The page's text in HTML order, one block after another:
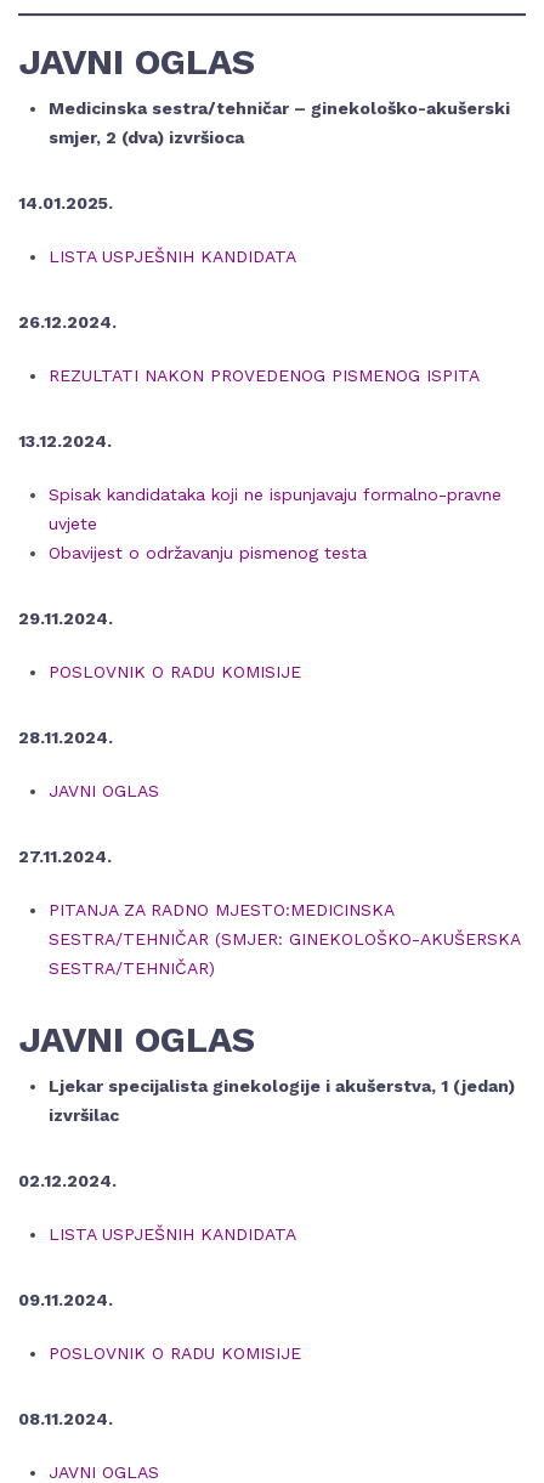
JAVNI OGLAS
Medicinska sestra/tehničar – ginekološko-akušerski
smjer, 2 (dva) izvršioca
14.01.2025.
LISTA USPJEŠNIH KANDIDATA
26.12.2024.
REZULTATI NAKON PROVEDENOG PISMENOG ISPITA
13.12.2024.
Spisak kandidataka koji ne ispunjavaju formalno-pravne
uvjete
Obavijest o održavanju pismenog testa
29.11.2024.
POSLOVNIK O RADU KOMISIJE
28.11.2024.
JAVNI OGLAS
27.11.2024.
PITANJA ZA RADNO MJESTO:MEDICINSKA
SESTRA/TEHNIČAR (SMJER: GINEKOLOŠKO-AKUŠERSKA
SESTRA/TEHNIČAR)
JAVNI OGLAS
Ljekar specijalista ginekologije i akušerstva, 1 (jedan)
izvršilac
02.12.2024.
LISTA USPJEŠNIH KANDIDATA
09.11.2024.
POSLOVNIK O RADU KOMISIJE
08.11.2024.
JAVNI OGLAS